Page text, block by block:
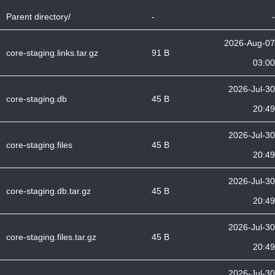
Parent directory/ - -
core-staging.links.tar.gz 91 B
2026-Aug-07
03:00
core-staging.db 45 B
2026-Jul-30
20:49
core-staging.files 45 B
2026-Jul-30
20:49
core-staging.db.tar.gz 45 B
2026-Jul-30
20:49
core-staging.files.tar.gz 45 B
2026-Jul-30
20:49